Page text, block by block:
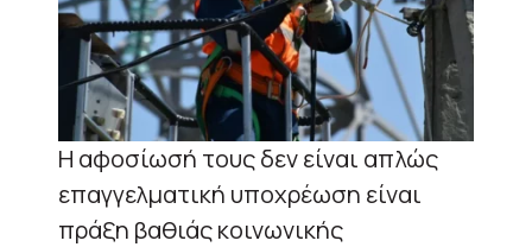
Η αφοσίωσή τους δεν είναι απλώς
επαγγελματική υποχρέωση είναι
πράξη βαθιάς κοινωνικής